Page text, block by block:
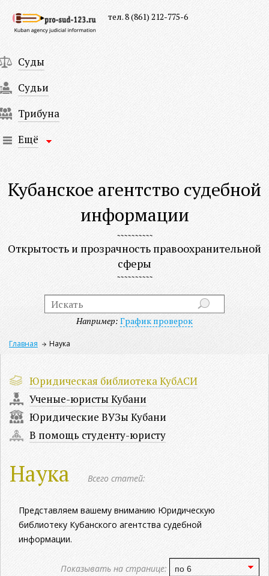
Суды
Судьи
Трибуна
Ещё
тел. 8 (861) 212-775-6
Кубанское агентство судебной
информации
Открытость и прозрачность правоохранительной
сферы
Например: График проверок
Главная Наука
Юридическая библиотека КубАСИ
Ученые-юристы Кубани
Юридические ВУЗы Кубани
В помощь студенту-юристу
Наука Всего статей:
Представляем вашему вниманию Юридическую
библиотеку Кубанского агентства судебной
информации.
Показывать на странице: